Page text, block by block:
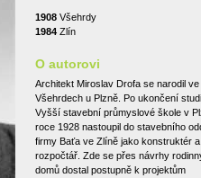
1908 Všehrdy
1984 Zlín
O autorovi
Architekt Miroslav Drofa se narodil ve
Všehrdech u Plzně. Po ukončení
Vyšší stavební průmyslové škole v
roce 1928 nastoupil do stavebního
firmy Baťa ve Zlíně jako konstruktér a
rozpočtář. Zde se přes návrhy
domů dostal postupně k projektům